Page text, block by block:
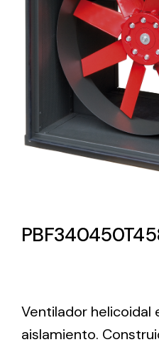
Lighting and
Equipment
Complete solutions in
material for each project
Amplia gama de
Ventilador helicoidal
aislamiento.